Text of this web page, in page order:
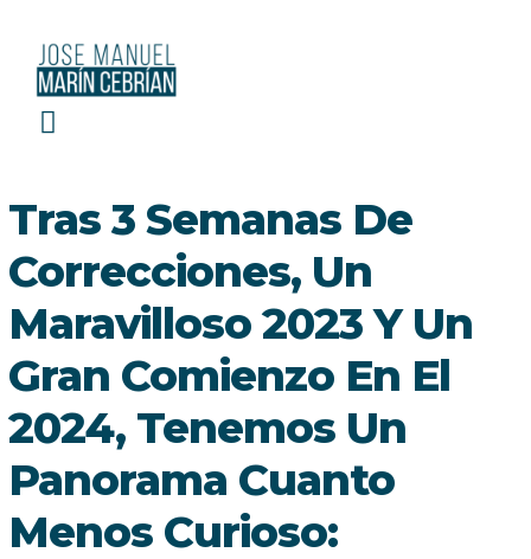
Tras 3 Semanas De
Correcciones, Un
Maravilloso 2023 Y Un
Gran Comienzo En El
2024, Tenemos Un
Panorama Cuanto
Menos Curioso: